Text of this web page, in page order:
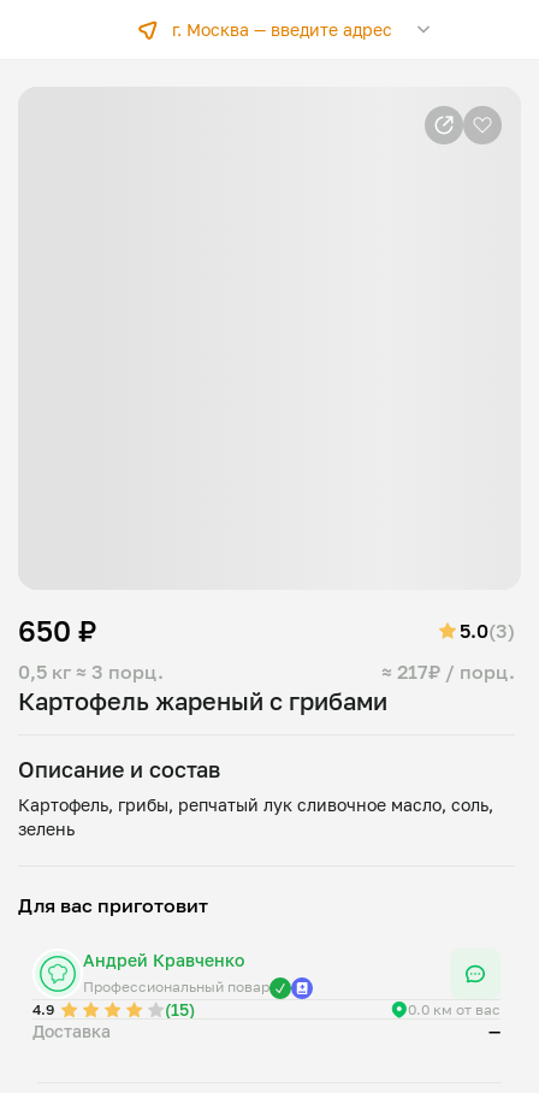
г. Москва —введите адрес
Картофель жареный с грибами
0,5 кг ≈ 3 порц. ≈ 217₽ / порц.
650 ₽ 5.0(3)
Описание и состав
Картофель, грибы, репчатый лук сливочное масло, соль,
Для вас приготовит
Андрей Кравченко
Профессиональный повар
4.9
(15) 0.0 км от вас
Доставка —